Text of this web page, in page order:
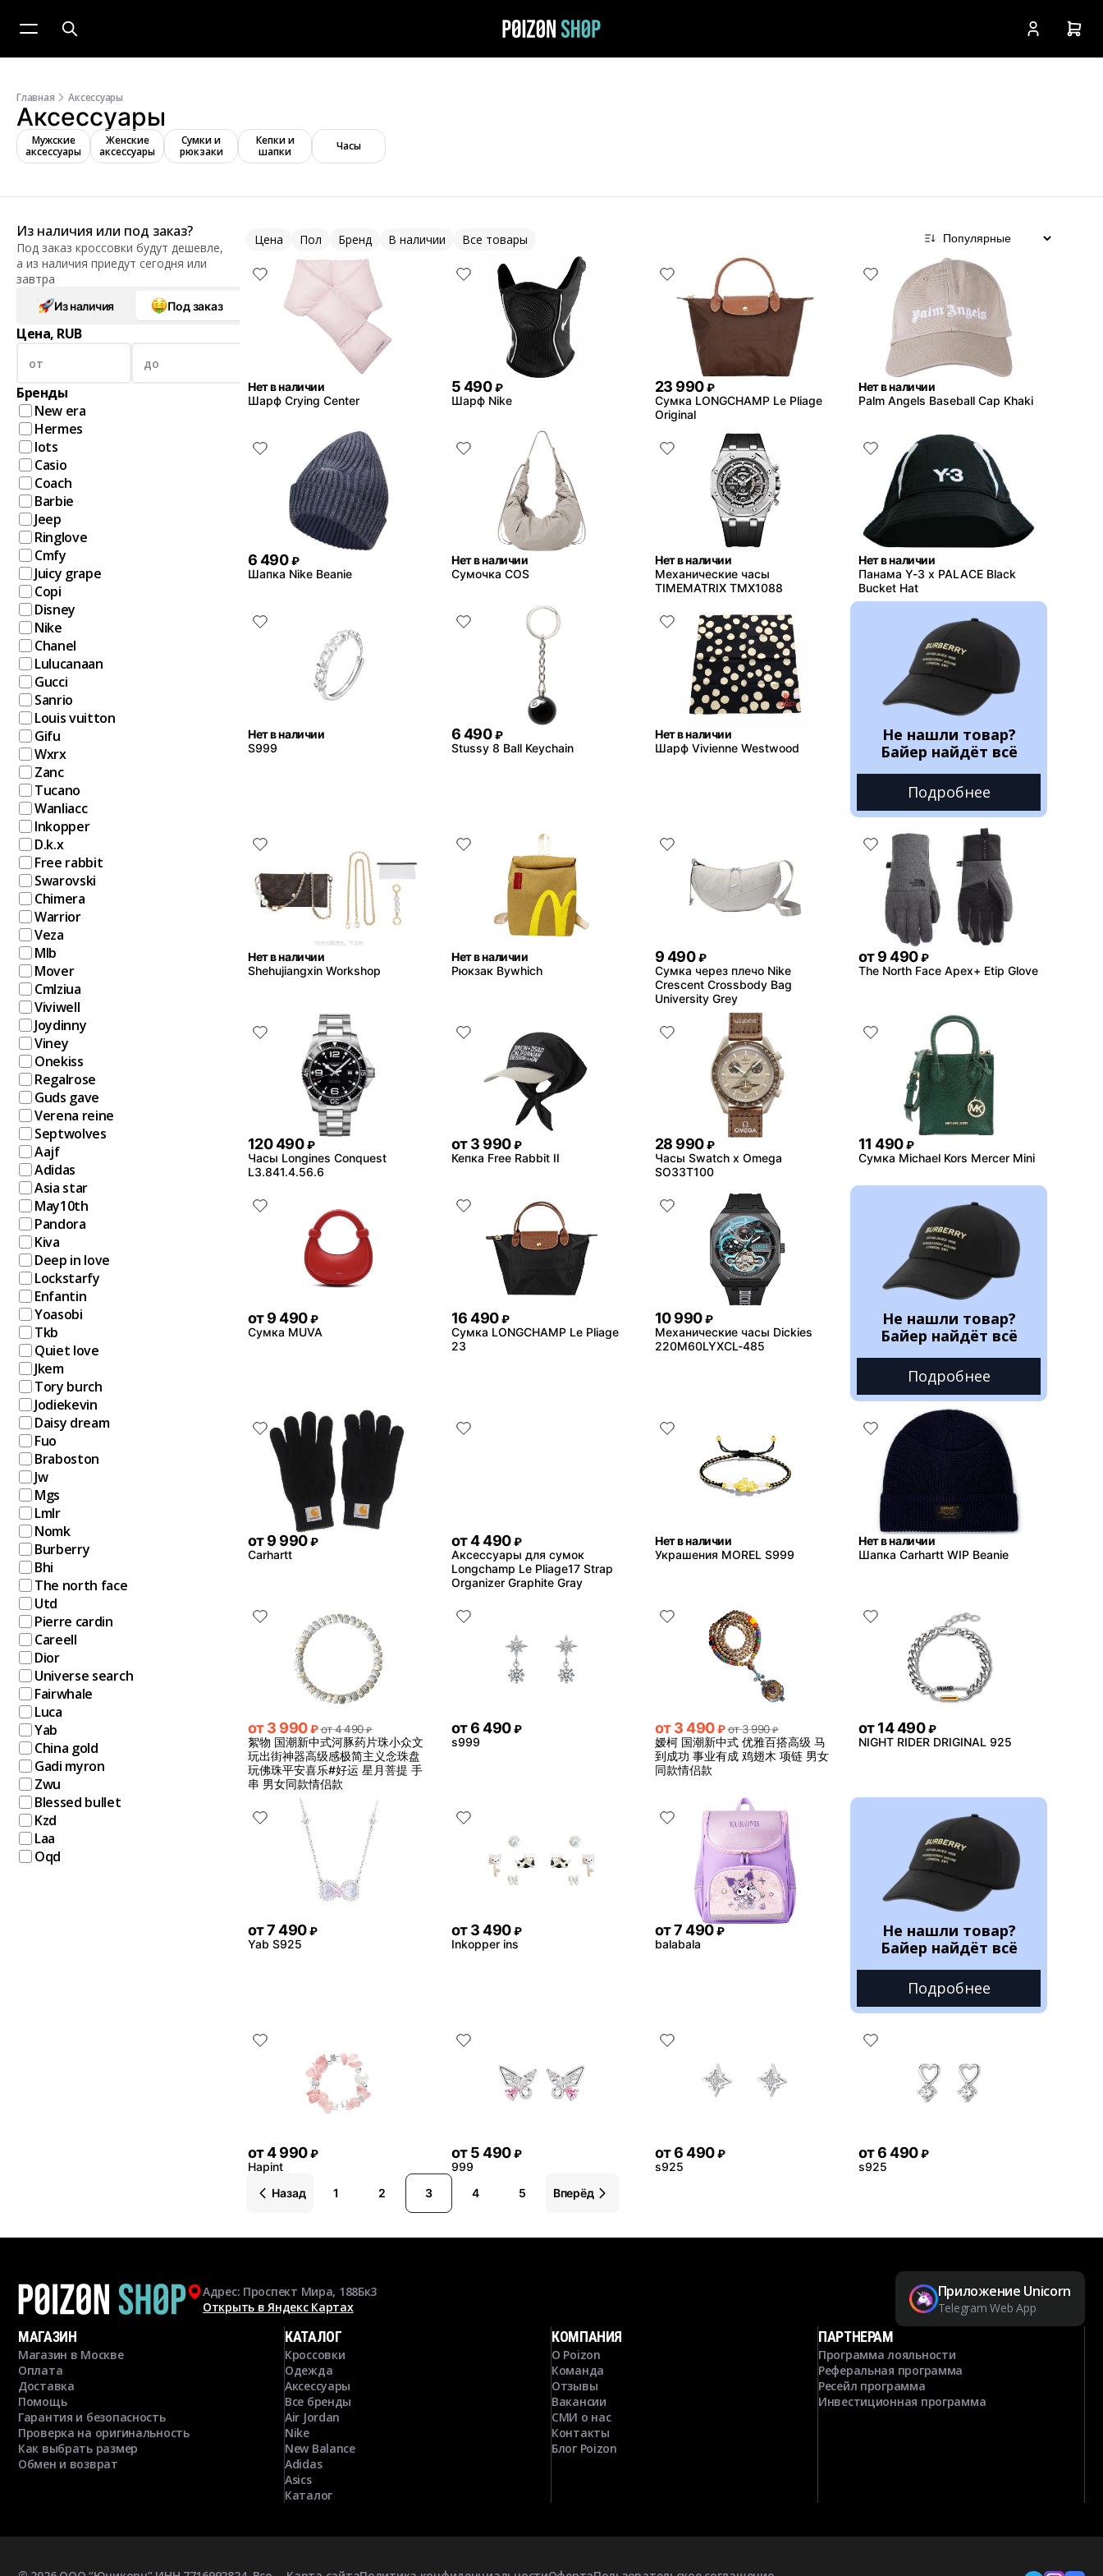
Главная Аксессуары
Аксессуары
Мужские
аксессуары
Женские
аксессуары
Сумки и
рюкзаки
Кепки и
шапки
Часы
Из наличия или под заказ?
Под заказ кроссовки будут дешевле,
а из наличия приедут сегодня или
завтра
Из наличия Под заказ
Цена, RUB
от до
Бренды
New era
Hermes
Iots
Casio
Coach
Barbie
Jeep
Ringlove
Cmfy
Juicy grape
Copi
Disney
Nike
Chanel
Lulucanaan
Gucci
Sanrio
Louis vuitton
Gifu
Wxrx
Zanc
Tucano
Wanliacc
Inkopper
D.k.x
Free rabbit
Swarovski
Chimera
Warrior
Veza
Mlb
Mover
Cmlziua
Viviwell
Joydinny
Viney
Onekiss
Regalrose
Guds gave
Verena reine
Septwolves
Aajf
Adidas
Asia star
May10th
Pandora
Kiva
Deep in love
Lockstarfy
Enfantin
Yoasobi
Tkb
Quiet love
Jkem
Tory burch
Jodiekevin
Daisy dream
Fuo
Braboston
Jw
Mgs
Lmlr
Nomk
Burberry
Bhi
The north face
Utd
Pierre cardin
Careell
Dior
Universe search
Fairwhale
Luca
Yab
China gold
Gadi myron
Zwu
Blessed bullet
Kzd
Laa
Oqd
Цена Пол Бренд В наличии Все товары
Нет в наличии
Шарф Crying Center
5 490 ₽
Шарф Nike
23 990 ₽
Сумка LONGCHAMP Le Pliage
Original
Нет в наличии
Palm Angels Baseball Cap Khaki
6 490 ₽
Шапка Nike Beanie
Нет в наличии
Сумочка COS
Нет в наличии
Механические часы
TIMEMATRIX TMX1088
Нет в наличии
Панама Y-3 x PALACE Black
Bucket Hat
Нет в наличии
S999
6 490 ₽
Stussy 8 Ball Keychain
Нет в наличии
Шарф Vivienne Westwood
Не нашли товар?
Байер найдёт всё
Подробнее
Нет в наличии
Shehujiangxin Workshop
Нет в наличии
Рюкзак Bywhich
9 490 ₽
Сумка через плечо Nike
Crescent Crossbody Bag
University Grey
от9 490 ₽
The North Face Apex+ Etip Glove
120 490 ₽
Часы Longines Conquest
L3.841.4.56.6
от3 990 ₽
Кепка Free Rabbit II
28 990 ₽
Часы Swatch x Omega
SO33T100
11 490 ₽
Сумка Michael Kors Mercer Mini
от9 490 ₽
Сумка MUVA
16 490 ₽
Сумка LONGCHAMP Le Pliage
23
10 990 ₽
Механические часы Dickies
220M60LYXCL-485
Не нашли товар?
Байер найдёт всё
Подробнее
от9 990 ₽
Carhartt
от4 490 ₽
Аксессуары для сумок
Longchamp Le Pliage17 Strap
Organizer Graphite Gray
Нет в наличии
Украшения MOREL S999
Нет в наличии
Шапка Carhartt WIP Beanie
от3 990 ₽ от 4 490 ₽
絮物 国潮新中式河豚药片珠小众文
玩出街神器高级感极简主义念珠盘
玩佛珠平安喜乐#好运 星月菩提 手
串 男女同款情侣款
от6 490 ₽
s999
от3 490 ₽ от 3 990 ₽
嫒柯 国潮新中式 优雅百搭高级 马
到成功 事业有成 鸡翅木 项链 男女
同款情侣款
от14 490 ₽
NIGHT RIDER DRIGINAL 925
от7 490 ₽
Yab S925
от3 490 ₽
Inkopper ins
от7 490 ₽
balabala
Не нашли товар?
Байер найдёт всё
Подробнее
от4 990 ₽
Hapint
от5 490 ₽
999
от6 490 ₽
s925
от6 490 ₽
s925
Назад
1 2 3 4 5 Вперёд
Адрес: Проспект Мира, 188Бк3
Открыть в Яндекс Картах
Приложение Unicorn
Telegram Web App
МАГАЗИН
Магазин в Москве
Оплата
Доставка
Помощь
Гарантия и безопасность
Проверка на оригинальность
Как выбрать размер
Обмен и возврат
КАТАЛОГ
Кроссовки
Одежда
Аксессуары
Все бренды
Air Jordan
Nike
New Balance
Adidas
Asics
Каталог
КОМПАНИЯ
О Poizon
Команда
Отзывы
Вакансии
СМИ о нас
Контакты
Блог Poizon
ПАРТНЕРАМ
Программа лояльности
Реферальная программа
Ресейл программа
Инвестиционная программа